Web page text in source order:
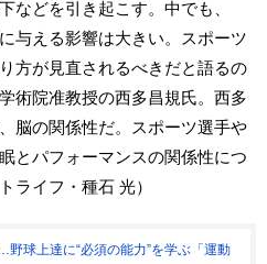
などを引き起こす。中でも、
与える影響は大きい。スポーツ
方が見直されるべきだと語るの
術院准教授の西多昌規氏。西多
脳の関係性だ。スポーツ選手や
とパフォーマンスの関係性につ
ライフ・種石 光）
球上達に“必須の能力”を学ぶ「運動